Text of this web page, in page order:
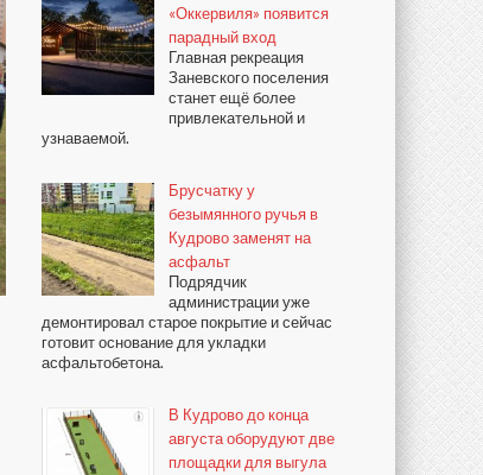
«Оккервиля» появится
парадный вход
Главная рекреация
Заневского поселения
станет ещё более
привлекательной и
узнаваемой.
Брусчатку у
безымянного ручья в
Кудрово заменят на
асфальт
Подрядчик
администрации уже
демонтировал старое покрытие и сейчас
готовит основание для укладки
асфальтобетона.
В Кудрово до конца
августа оборудуют две
площадки для выгула